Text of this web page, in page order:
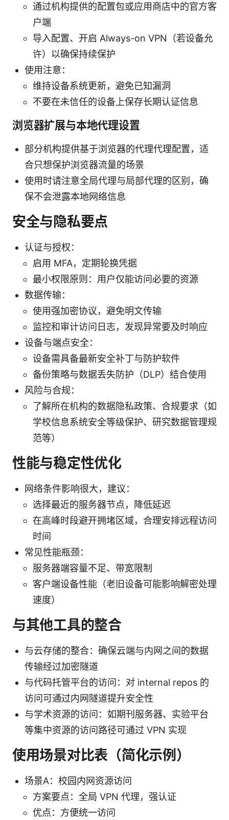
通过机构提供的配置包或应用商店中的官方客
户端
导入配置、开启 Always-on VPN（若设备允
许）以确保持续保护
使用注意：
维持设备系统更新，避免已知漏洞
不要在未信任的设备上保存长期认证信息
浏览器扩展与本地代理设置
部分机构提供基于浏览器的代理代理配置，适
合只想保护浏览器流量的场景
使用时请注意全局代理与局部代理的区别，确
保不会泄露本地网络信息
安全与隐私要点
认证与授权：
启用 MFA，定期轮换凭据
最小权限原则：用户仅能访问必要的资源
数据传输：
使用强加密协议，避免明文传输
监控和审计访问日志，发现异常要及时响应
设备与端点安全：
设备需具备最新安全补丁与防护软件
备份策略与数据丢失防护（DLP）结合使用
风险与合规：
了解所在机构的数据隐私政策、合规要求（如
学校信息系统安全等级保护、研究数据管理规
范等）
性能与稳定性优化
网络条件影响很大，建议：
选择最近的服务器节点，降低延迟
在高峰时段避开拥堵区域，合理安排远程访问
时间
常见性能瓶颈：
服务器端容量不足、带宽限制
客户端设备性能（老旧设备可能影响解密处理
速度）
与其他工具的整合
与云存储的整合：确保云端与内网之间的数据
传输经过加密隧道
与代码托管平台的访问：对 internal repos 的
访问可通过内网隧道提升安全性
与学术资源的访问：如期刊服务器、实验平台
等集中资源的访问路径可通过 VPN 实现
使用场景对比表（简化示例）
场景A：校园内网资源访问
方案要点：全局 VPN 代理，强认证
优点：方便统一访问